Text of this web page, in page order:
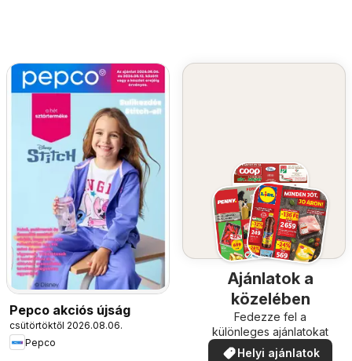
Pepco akciós újság
csütörtöktől 2026.08.06.
Pepco
Ajánlatok a
közelében
Fedezze fel a
különleges ajánlatokat
Helyi ajánlatok